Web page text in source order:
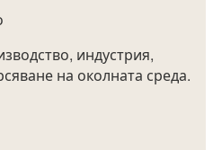
индустрия,
на околната среда.